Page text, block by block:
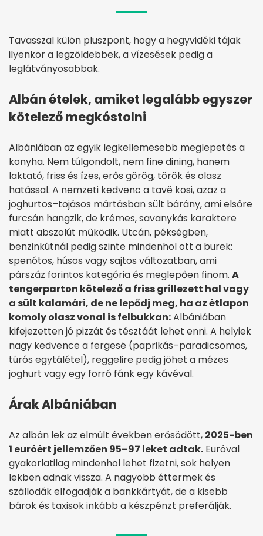
Tavasszal külön pluszpont, hogy a hegyvidéki tájak
ilyenkor a legzöldebbek, a vízesések pedig a
leglátványosabbak.
Albán ételek, amiket legalább egyszer
kötelező megkóstolni
Albániában az egyik legkellemesebb meglepetés a
konyha. Nem túlgondolt, nem fine dining, hanem
laktató, friss és ízes, erős görög, török és olasz
hatással. A nemzeti kedvenc a tavë kosi, azaz a
joghurtos–tojásos mártásban sült bárány, ami elsőre
furcsán hangzik, de krémes, savanykás karaktere
miatt abszolút működik. Utcán, pékségben,
benzinkútnál pedig szinte mindenhol ott a burek:
spenótos, húsos vagy sajtos változatban, ami
párszáz forintos kategória és meglepően finom. A
tengerparton kötelező a friss grillezett hal vagy
a sült kalamári, de ne lepődj meg, ha az étlapon
komoly olasz vonal is felbukkan:Albániában
kifejezetten jó pizzát és tésztáát lehet enni. A helyiek
nagy kedvence a fergesë (paprikás–paradicsomos,
túrós egytálétel), reggelire pedig jöhet a mézes
joghurt vagy egy forró fánk egy kávéval.
Árak Albániában
Az albán lek az elmúlt években erősödött, 2025-ben
1 euróért jellemzően 95–97 leket adtak. Euróval
gyakorlatilag mindenhol lehet fizetni, sok helyen
lekben adnak vissza. A nagyobb éttermek és
szállodák elfogadják a bankkártyát, de a kisebb
bárok és taxisok inkább a készpénzt preferálják.